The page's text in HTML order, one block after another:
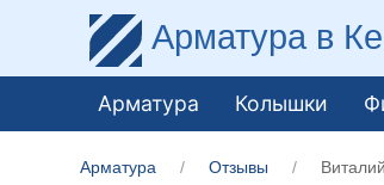
Арматура в
Арматура Колышки
Арматура Отзывы